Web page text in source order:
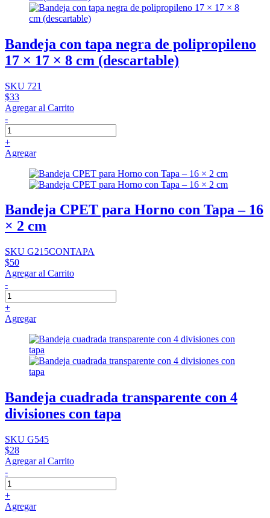
Bandeja con tapa negra de polipropileno
17 × 17 × 8 cm (descartable)
SKU 721
$33
Agregar al Carrito
-
+
Agregar
Bandeja CPET para Horno con Tapa – 16
× 2 cm
SKU G215CONTAPA
$50
Agregar al Carrito
-
+
Agregar
Bandeja cuadrada transparente con 4
divisiones con tapa
SKU G545
$28
Agregar al Carrito
-
+
Agregar